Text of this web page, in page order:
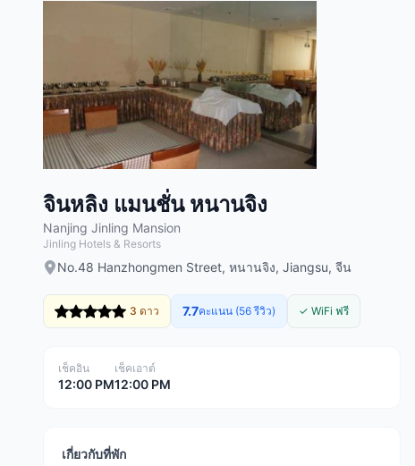
จินหลิง แมนชั่น หนานจิง
Nanjing Jinling Mansion
Jinling Hotels & Resorts
No.48 Hanzhongmen Street, หนานจิง, Jiangsu, จีน
3 ดาว 7.7คะแนน (56 รีวิว) ✓ WiFi ฟรี
เช็คอิน
12:00 PM
เช็คเอาต์
12:00 PM
เกี่ยวกับที่พัก